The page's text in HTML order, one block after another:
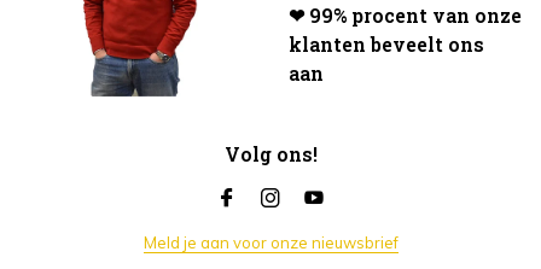
❤ 99% procent van onze
klanten beveelt ons
aan
Volg ons!
Meld je aan voor onze nieuwsbrief